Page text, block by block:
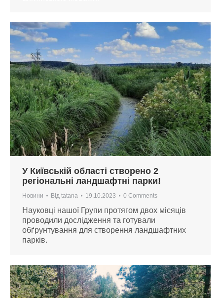
У Київській області створено 2
регіональні ландшафтні парки!
Новини Від tatana 19.10.2023 0 Comments
Науковці нашої Групи протягом двох місяців
проводили дослідження та готували
обґрунтування для створення ландшафтних
парків.